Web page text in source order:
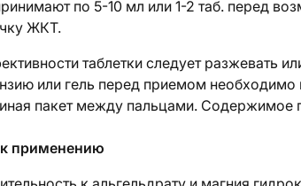
по 5-10 мл или 1-2 таб. перед
ЖКТ.
таблетки следует разжевать
или гель перед приемом необходимо
пакет между пальцами. Содержимое
применению